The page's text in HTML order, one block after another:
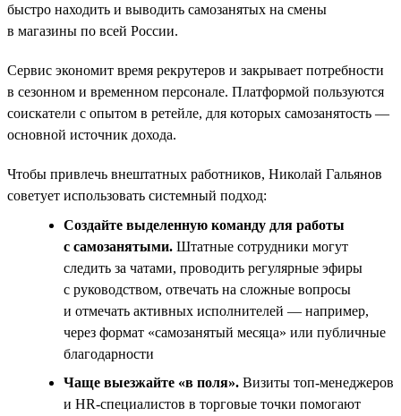
быстро находить и выводить самозанятых на смены
в магазины по всей России.
Сервис экономит время рекрутеров и закрывает потребности
в сезонном и временном персонале. Платформой пользуются
соискатели с опытом в ретейле, для которых самозанятость —
основной источник дохода.
Чтобы привлечь внештатных работников, Николай Гальянов
советует использовать системный подход:
Создайте выделенную команду для работы
с самозанятыми. Штатные сотрудники могут
следить за чатами, проводить регулярные эфиры
с руководством, отвечать на сложные вопросы
и отмечать активных исполнителей — например,
через формат «самозанятый месяца» или публичные
благодарности
Чаще выезжайте «в поля». Визиты топ‑менеджеров
и HR‑специалистов в торговые точки помогают